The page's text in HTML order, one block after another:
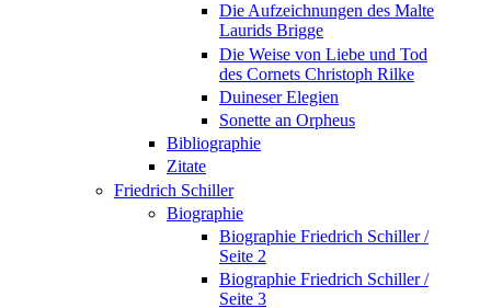
Die Aufzeichnungen des Malte
Laurids Brigge
Die Weise von Liebe und Tod
des Cornets Christoph Rilke
Duineser Elegien
Sonette an Orpheus
Bibliographie
Zitate
Friedrich Schiller
Biographie
Biographie Friedrich Schiller /
Seite 2
Biographie Friedrich Schiller /
Seite 3